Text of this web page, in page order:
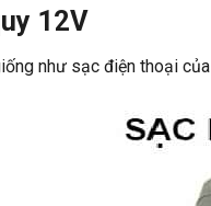
12V
như sạc điện thoại